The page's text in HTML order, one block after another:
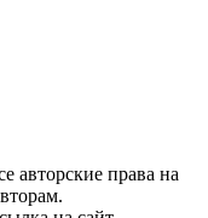
авторские права на